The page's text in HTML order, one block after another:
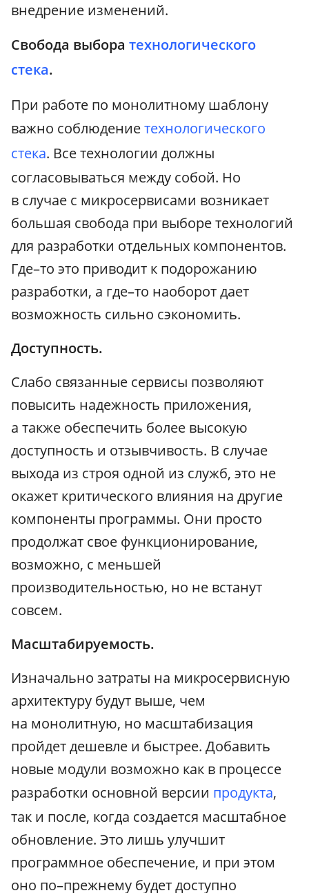
внедрение изменений.
Свобода выбора технологического
стека.
При работе по монолитному шаблону
важно соблюдениетехнологического
стека. Все технологии должны
согласовываться между собой. Но
в случае с микросервисами возникает
большая свобода при выборе технологий
для разработки отдельных компонентов.
Где–то это приводит к подорожанию
разработки, а где–то наоборот дает
возможность сильно сэкономить.
Доступность.
Слабо связанные сервисы позволяют
повысить надежность приложения,
а также обеспечить более высокую
доступность и отзывчивость. В случае
выхода из строя одной из служб, это не
окажет критического влияния на другие
компоненты программы. Они просто
продолжат свое функционирование,
возможно, с меньшей
производительностью, но не встанут
совсем.
Масштабируемость.
Изначально затраты на микросервисную
архитектуру будут выше, чем
на монолитную, но масштабизация
пройдет дешевле и быстрее. Добавить
новые модули возможно как в процессе
разработки основной версии продукта,
так и после, когда создается масштабное
обновление. Это лишь улучшит
программное обеспечение, и при этом
оно по–прежнему будет доступно